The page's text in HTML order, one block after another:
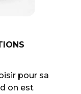
pour sa
on est